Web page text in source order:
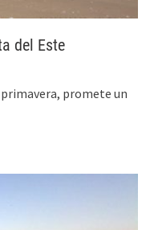
del Este
primavera, promete un